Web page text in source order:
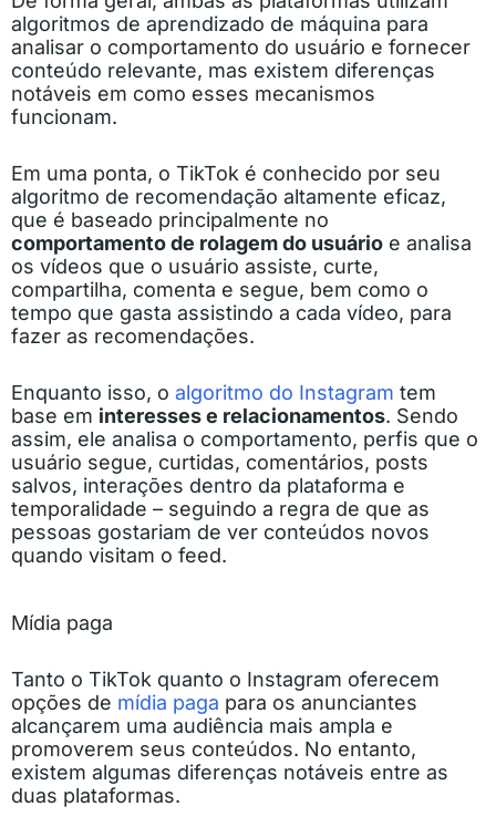
algoritmos de aprendizado de máquina para
analisar o comportamento do usuário e fornecer
conteúdo relevante, mas existem diferenças
notáveis em como esses mecanismos
funcionam.
Em uma ponta, o TikTok é conhecido por seu
algoritmo de recomendação altamente eficaz,
que é baseado principalmente no
comportamento de rolagem do usuário e analisa
os vídeos que o usuário assiste, curte,
compartilha, comenta e segue, bem como o
tempo que gasta assistindo a cada vídeo, para
fazer as recomendações.
Enquanto isso, o algoritmo do Instagram tem
base em interesses e relacionamentos. Sendo
assim, ele analisa o comportamento, perfis que o
usuário segue, curtidas, comentários, posts
salvos, interações dentro da plataforma e
temporalidade – seguindo a regra de que as
pessoas gostariam de ver conteúdos novos
quando visitam o feed.
Mídia paga
Tanto o TikTok quanto o Instagram oferecem
opções de mídia paga para os anunciantes
alcançarem uma audiência mais ampla e
promoverem seus conteúdos. No entanto,
existem algumas diferenças notáveis entre as
duas plataformas.